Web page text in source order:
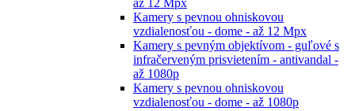
Kamery s pevnou ohniskovou
vzdialenosťou - dome - až 12 Mpx
Kamery s pevným objektívom - guľové s
infračerveným prisvietením - antivandal -
až 1080p
Kamery s pevnou ohniskovou
vzdialenosťou - dome - až 1080p